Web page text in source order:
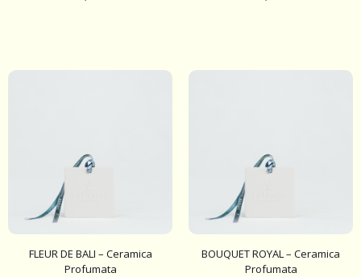
FLEUR DE BALI – Ceramica
Profumata
BOUQUET ROYAL – Ceramica
Profumata